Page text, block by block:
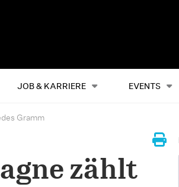
JOB & KARRIERE EVENTS
Alles Events
Gramm
zählt